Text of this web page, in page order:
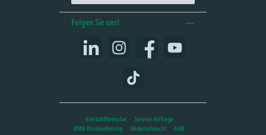
Folgen Sie uns!
Instagram Facebook YouTube
TikTok
Kontaktformular
Service-Anfrage
RMA Rücklieferung
Widerrufsrecht AGB